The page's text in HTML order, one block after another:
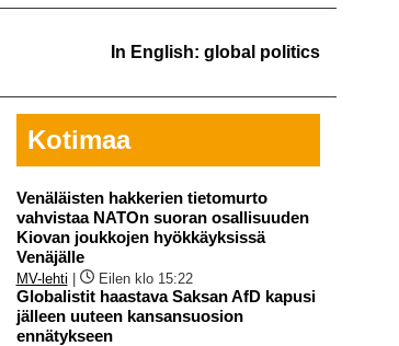
In English: global politics
Kotimaa
Venäläisten hakkerien tietomurto
vahvistaa NATOn suoran osallisuuden
Kiovan joukkojen hyökkäyksissä
Venäjälle
MV-lehti Eilen klo 15:22
Globalistit haastava Saksan AfD kapusi
jälleen uuteen kansansuosion
ennätykseen